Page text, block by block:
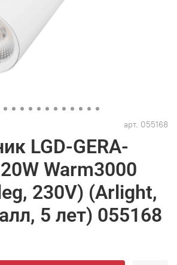
арт. 055168
LGD-GERA-
Warm3000
230V) (Arlight,
5 лет) 055168